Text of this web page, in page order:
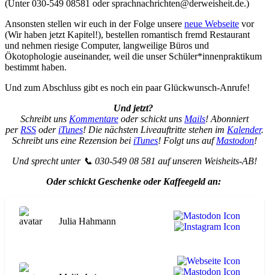
(Unter 030-549 08581 oder sprachnachrichten@derweisheit.de.)
Ansonsten stellen wir euch in der Folge unsere neue Webseite vor
(Wir haben jetzt Kapitel!), bestellen romantisch fremd Restaurant
und nehmen riesige Computer, langweilige Büros und
Ökotophologie auseinander, weil die unser Schüler*innenpraktikum
bestimmt haben.
Und zum Abschluss gibt es noch ein paar Glückwunsch-Anrufe!
Und jetzt?
Schreibt uns Kommentare oder schickt uns Mails! Abonniert
perRSS oder iTunes! Die nächsten Liveauftritte stehen im Kalender.
Schreibt uns eine Rezension bei iTunes! Folgt uns aufMastodon!
Und sprecht unter 📞 030-549 08 581 auf unseren Weisheits-AB!
Oder schickt Geschenke oder Kaffeegeld an:
Julia Hahmann